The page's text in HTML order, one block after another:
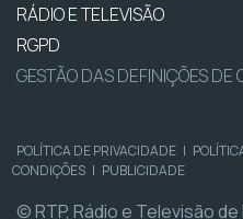
RÁDIO E TELEVISÃO
RGPD
GESTÃO DAS DEFINIÇÕES DE
POLÍTICA DE PRIVACIDADE |
CONDIÇÕES | PUBLICIDADE
© RTP, Rádio e Televisão